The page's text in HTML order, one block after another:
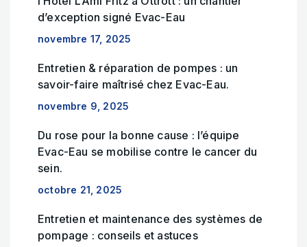
d’exception signé Evac-Eau
novembre 17, 2025
Entretien & réparation de pompes : un
savoir-faire maîtrisé chez Evac-Eau.
novembre 9, 2025
Du rose pour la bonne cause : l’équipe
Evac-Eau se mobilise contre le cancer du
sein.
octobre 21, 2025
Entretien et maintenance des systèmes de
pompage : conseils et astuces